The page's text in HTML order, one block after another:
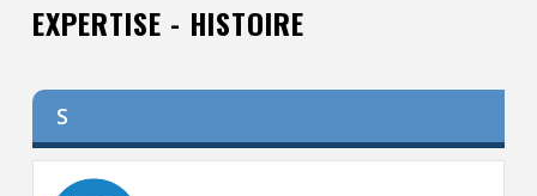
EXPERTISE - HISTOIRE
S
Comment postuler
Liens rapides